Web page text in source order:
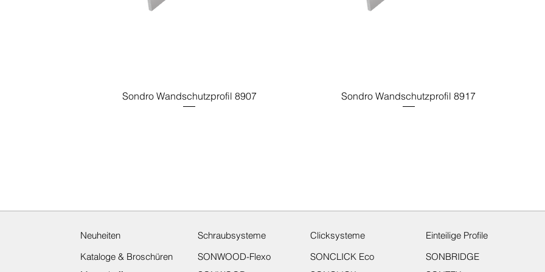
Sondro Wandschutzprofil 8907 Sondro Wandschutzprofil 8917
Kataloge & Broschüren
Neuheiten
SONWOOD-Flexo
Schraubsysteme Clicksysteme Einteilige Profile
SONCLICK Eco
SONBRIDGE